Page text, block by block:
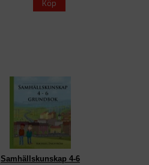
Köp
Samhällskunskap 4-6